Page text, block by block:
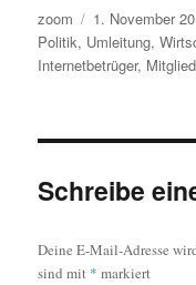
Autor
zoom
Veröffentlicht
am
1. November
Politik, Umleitung,
Internetbetrüger,
Schreibe
Deine E-Mail-Adresse
sind mit * markiert